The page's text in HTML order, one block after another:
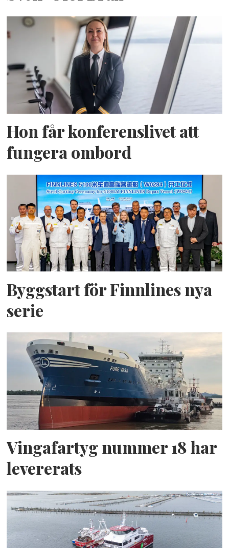
Hon får konferenslivet att
fungera ombord
Byggstart för Finnlines nya
serie
Vingafartyg nummer 18 har
levererats